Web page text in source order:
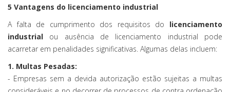
5 Vantagens do licenciamento industrial
A falta de cumprimento dos requisitos do licenciamento
industrial ou ausência de licenciamento industrial pode
acarretar em penalidades significativas. Algumas delas incluem:
1. Multas Pesadas:
- Empresas sem a devida autorização estão sujeitas a multas